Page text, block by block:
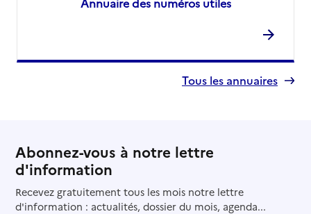
Tous les annuaires
Abonnez-vous à notre lettre
d'information
Recevez gratuitement tous les mois notre lettre
d'information : actualités, dossier du mois, agenda...